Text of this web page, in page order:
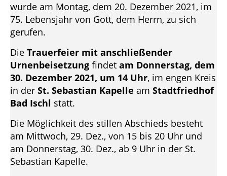
wurde am Montag, dem 20. Dezember 2021, im
75. Lebensjahr von Gott, dem Herrn, zu sich
gerufen.
Die Trauerfeier mit anschließender
Urnenbeisetzung findet am Donnerstag, dem
30. Dezember 2021, um 14 Uhr, im engen Kreis
in der St. Sebastian Kapelle am Stadtfriedhof
Bad Ischl statt.
Die Möglichkeit des stillen Abschieds besteht
am Mittwoch, 29. Dez., von 15 bis 20 Uhr und
am Donnerstag, 30. Dez., ab 9 Uhr in der St.
Sebastian Kapelle.